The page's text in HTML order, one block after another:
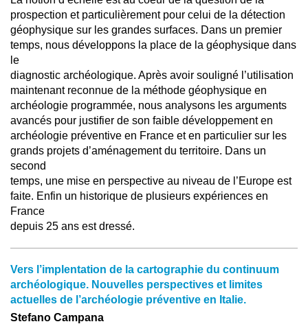
prospection et particulièrement pour celui de la détection
géophysique sur les grandes surfaces. Dans un premier
temps, nous développons la place de la géophysique dans
le
diagnostic archéologique. Après avoir souligné l’utilisation
maintenant reconnue de la méthode géophysique en
archéologie programmée, nous analysons les arguments
avancés pour justifier de son faible développement en
archéologie préventive en France et en particulier sur les
grands projets d’aménagement du territoire. Dans un
second
temps, une mise en perspective au niveau de l’Europe est
faite. Enfin un historique de plusieurs expériences en
France
depuis 25 ans est dressé.
Vers l’implentation de la cartographie du continuum
archéologique. Nouvelles perspectives et limites
actuelles de l’archéologie préventive en Italie.
Stefano Campana